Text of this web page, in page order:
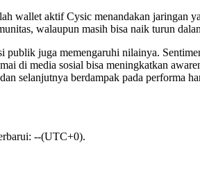
wallet aktif Cysic menandakan jaringan
walaupun masih bisa naik turun
juga memengaruhi nilainya.
di media sosial bisa meningkatkan
selanjutnya berdampak pada performa
--(UTC+0).